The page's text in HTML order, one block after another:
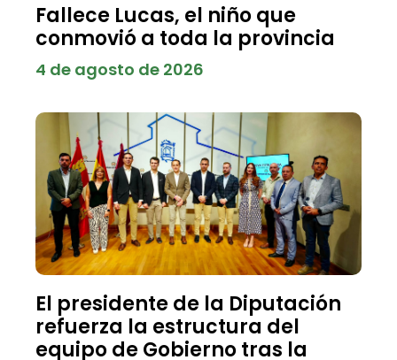
Fallece Lucas, el niño que
conmovió a toda la provincia
4 de agosto de 2026
El presidente de la Diputación
refuerza la estructura del
equipo de Gobierno tras la